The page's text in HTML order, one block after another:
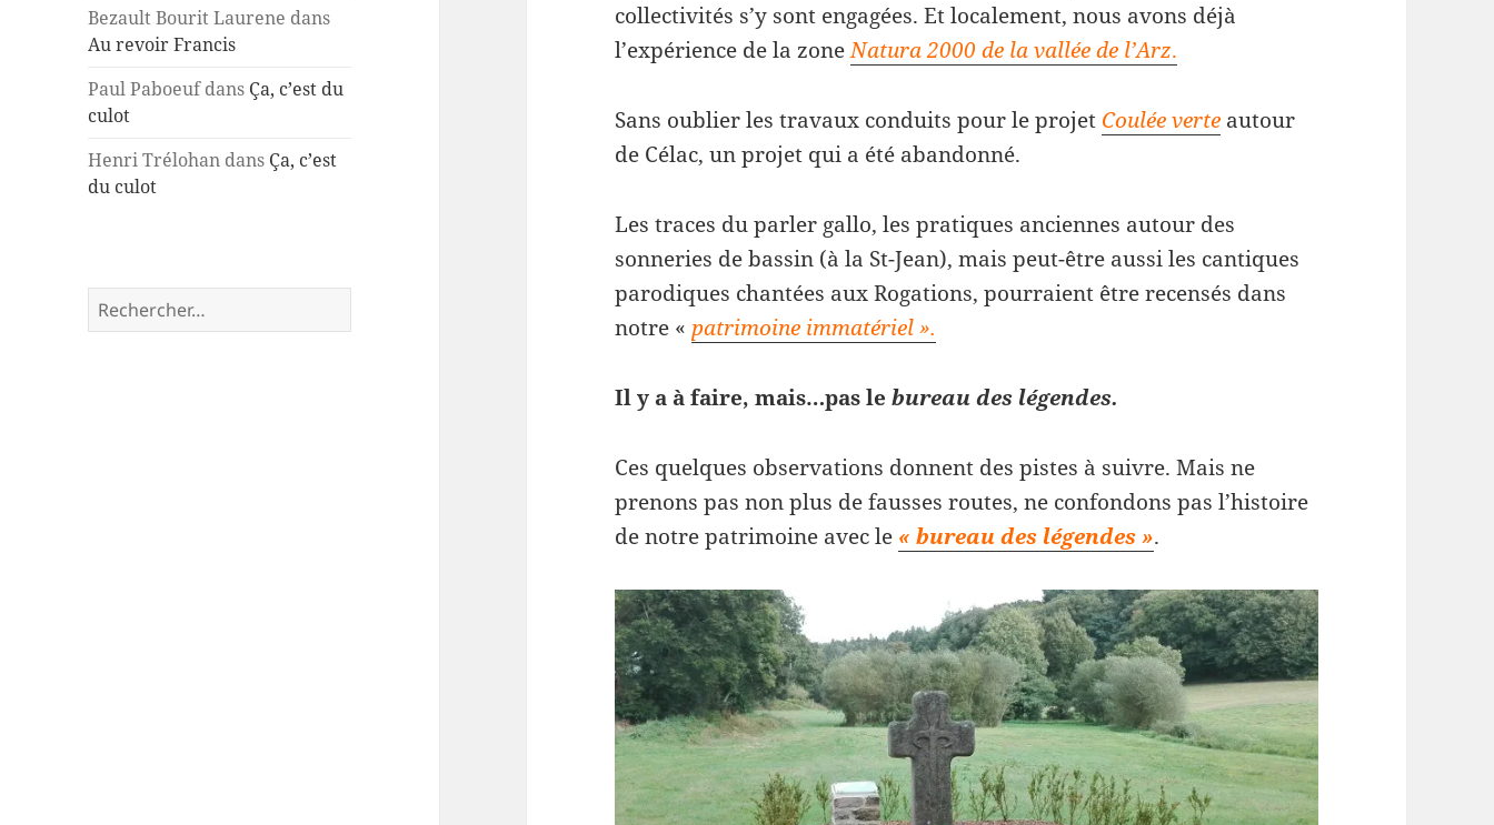
Bezault Bourit Laurene dans
Au revoir Francis
Paul Paboeufdans Ça, c’est du
culot
Henri Trélohan dans Ça, c’est
du culot
Rechercher :
collectivités s’y sont engagées. Et localement, nous avons déjà
l’expérience de la zoneNatura 2000 de la vallée de l’Arz.
Sans oublier les travaux conduits pour le projet Coulée verte autour
de Célac, un projet qui a été abandonné.
Les traces du parler gallo, les pratiques anciennes autour des
sonneries de bassin (à la St-Jean), mais peut-être aussi les cantiques
parodiques chantées aux Rogations, pourraient être recensés dans
notre « patrimoine immatériel ».
Il y a à faire, mais…pas lebureau des légendes.
Ces quelques observations donnent des pistes à suivre. Mais ne
prenons pas non plus de fausses routes, ne confondons pas l’histoire
de notre patrimoine avec le « bureau des légendes ».